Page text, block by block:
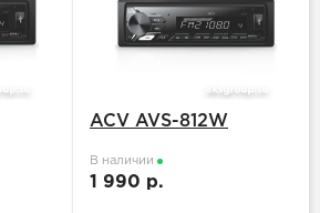
ACV AVS-812W
В наличии
1 990 р.